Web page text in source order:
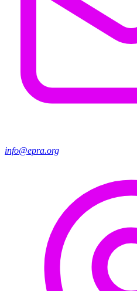
info@epra.org